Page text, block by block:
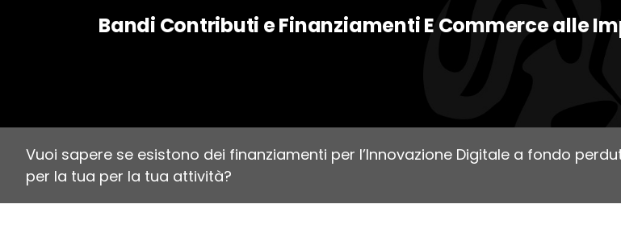
Bandi Contributi e Finanziamenti E Commerce alle
Vuoi sapere se esistono dei finanziamenti per l’Innovazione Digitale a fondo
per la tua per la tua attività?